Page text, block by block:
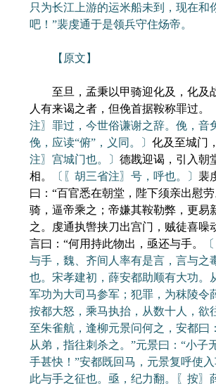
只为长江上游的运米船未到，现在和
吧！”裴虔通于是领兵守住炀帝。
【原文】
至旦，孟秉以甲骑迎化及，化及
人有来谒之者，但俛首据鞍称罪过。
注〗罪过，今世俗谦谢之辞。俛，音
俛，应读“俯”，义同。〕 化及至城门，
注〗宫城门也。〕 德戡迎谒，引入朝
相。
〔〖胡三省注〗号，呼也。〕 裴
曰：“百官悉在朝堂，陛下须亲出慰劳
骑，逼帝乘之；帝嫌其鞍勒弊，更易
之。虔通执辔挟刀出宫门，贼徒喜噪
言曰：“何用持此物出，亟还与手。
与手，魏、齐间人率有是言，言与之
也。宋孝建初，薛安都助顺有大功。
军功为大司马参军；犯罪，为秣陵令
按都大怒，乘马执抬，从数十人，欲
至朱雀航，逢柳元景问何之，安都曰
从弟，指往刺杀之。”元景曰：“小子
手甚快！”安都既回马，元景复呼使入
此与手之征也。亟，纪力翻。〖按〗